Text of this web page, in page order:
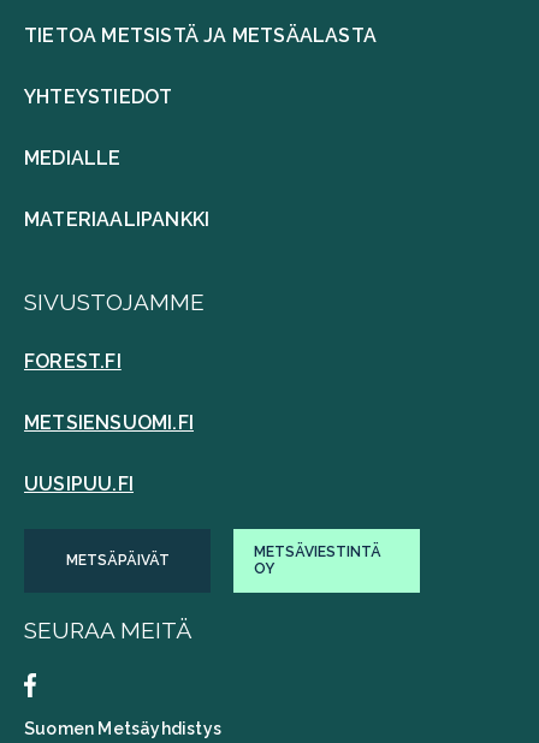
TIETOA METSISTÄ JA METSÄALASTA
YHTEYSTIEDOT
MEDIALLE
MATERIAALIPANKKI
SIVUSTOJAMME
FOREST.FI
METSIENSUOMI.FI
UUSIPUU.FI
METSÄPÄIVÄT
METSÄVIESTINTÄ
OY
SEURAA MEITÄ
Suomen Metsäyhdistys